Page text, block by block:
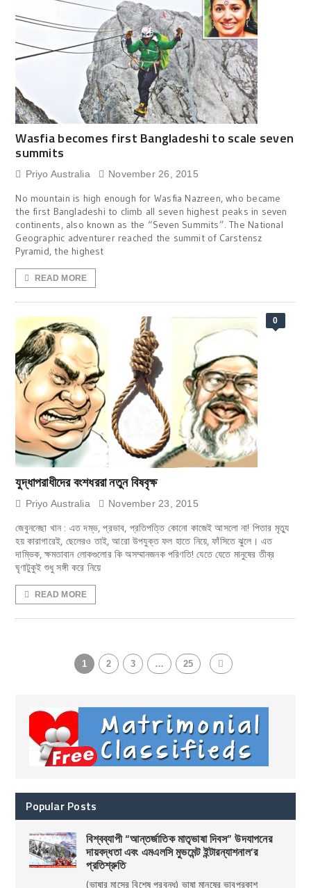
Wasfia becomes first Bangladeshi to scale seven
summits
Priyo Australia November 26, 2015
No mountain is high enough for Wasfia Nazreen, who became
the first Bangladeshi to climb all seven highest peaks in seven
continents, also known as the “Seven Summits”. The National
Geographic adventurer reached the summit of Carstensz
Pyramid, the highest
READ MORE
0
যুদ্ধাপরাধীদের বংশধররা নতুন বিষবৃক্ষ
Priyo Australia November 23, 2015
জেবুননেছা খান : এত দম্ভ, প্রভাব, প্রতিপত্তি কোনো কাজেই আসলো না! পিতার মৃত্যু
হয় কারাগারেই, ছেলেরও তাই, আরো উপযুক্ত ফল হাতে নিয়ে, ফাঁসিতে ঝুলে। এত
দাম্ভিক, ক্ষমতাবান লোকগুলোর কি অসম্মানজনক পরিণতি! যেতে যেতে মানুষের তীব্র
ঘৃণাটুকুই শুধু সঙ্গী করে নিয়ে
READ MORE
1 2 3 … 25
Popular Posts
বিশ্বব্যাপী “আন্তর্জাতিক মাতৃভাষা দিবস” উদযাপনের
দায়বদ্ধতা এবং এমএলসি মুভমেন্ট ইন্টারন্যাশনাল’র
প্রতিশ্রুতি
(ভাষার মাসের বিশেষ প্রবন্ধ) ভাষা মানুষের ভাবপ্রকাশ